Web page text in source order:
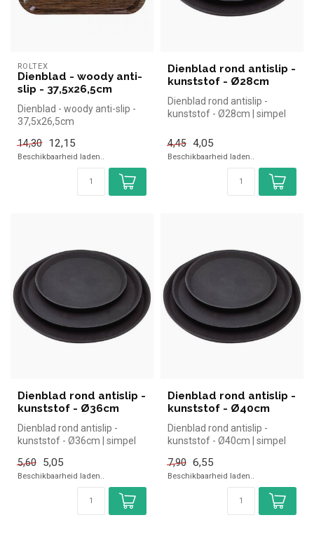
ROLTEX
Dienblad - woody anti-
slip - 37,5x26,5cm
Dienblad - woody anti-slip -
37,5x26,5cm
14,30
12,15
Beschikbaarheid laden..
Dienblad rond antislip -
kunststof - Ø28cm
Dienblad rond antislip -
kunststof - Ø28cm | simpel
4,45 4,05
Beschikbaarheid laden..
Dienblad rond antislip -
kunststof - Ø36cm
Dienblad rond antislip -
kunststof - Ø36cm | simpel
5,60
5,05
Beschikbaarheid laden..
Dienblad rond antislip -
kunststof - Ø40cm
Dienblad rond antislip -
kunststof - Ø40cm | simpel
7,90 6,55
Beschikbaarheid laden..